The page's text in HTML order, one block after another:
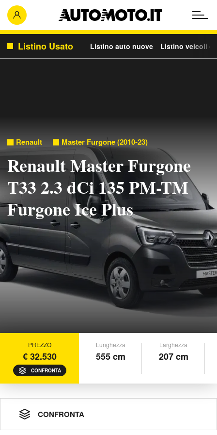
Listino Usato Listino auto nuove Listino veicoli
Renault Master Furgone (2010-23)
Renault Master Furgone
T33 2.3 dCi 135 PM-TM
Furgone Ice Plus
PREZZO
€ 32.530
CONFRONTA
Lunghezza
555 cm
Larghezza
207 cm
CONFRONTA